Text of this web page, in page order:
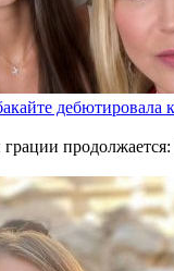
дебютировала